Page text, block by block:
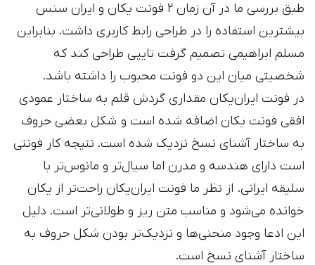
طبق بررسی ما در آن زمان ۲ فونت یکان و ایران سنس
بیشترین استفاده را در طراحی رابط کاربری داشت. بنابراین
مسلم ابراهیمی تصمیم گرفت تایپی طراحی کند که
شخصیتی میان این دو فونت محبوب را داشته باشد.
در فونت ایران‌یکان مقداری گردش قلم به ساختار عمودی
افقی فونت یکان اضافه شده است و شکل بعضی حروف
به ساختار آشنای نسخ نزدیک شده است. نتیجه کار فونتی
است دارای هندسه و مدرن اما سیال‌‌تر و مانوس‌تر با
سلیقه ایرانی. از نظر ما فونت ایران‌یکان راحت‌تر از یکان
خوانده می‌شود و مناسب متن ریز و طولانی‌تر است. دلیل
این ادعا وجود منحنی‌ها و نزدیک‌تر بودن شکل حروف به
ساختار آشنای نسخ است.